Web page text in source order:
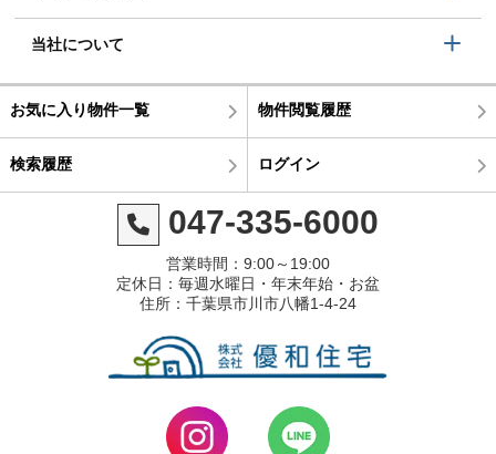
当社について
お気に入り物件一覧 物件閲覧履歴
検索履歴 ログイン
047-335-6000
営業時間：9:00～19:00
定休日：毎週水曜日・年末年始・お盆
住所：千葉県市川市八幡1-4-24